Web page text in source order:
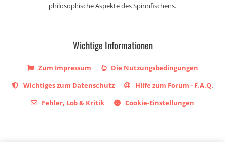
philosophische Aspekte des Spinnfischens.
Wichtige Informationen
Zum Impressum
Die Nutzungsbedingungen
Wichtiges zum Datenschutz
Hilfe zum Forum - F.A.Q.
Fehler, Lob & Kritik
Cookie-Einstellungen